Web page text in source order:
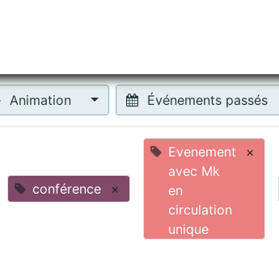
Animation Événements passés
conférence ×
Evenement
avec Mk
en
circulation
unique
×